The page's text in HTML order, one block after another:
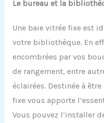
Le bureau et la
Une baie vitrée fixe est
votre bibliothèque. En
encombrées par vos
de rangement, entre
éclairées. Destinée à
fixe vous apporte
Vous pouvez l’installer